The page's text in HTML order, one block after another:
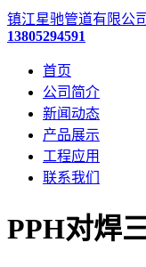
镇江星驰管道有限公司
13805294591
首页
公司简介
新闻动态
产品展示
工程应用
联系我们
PPH对焊